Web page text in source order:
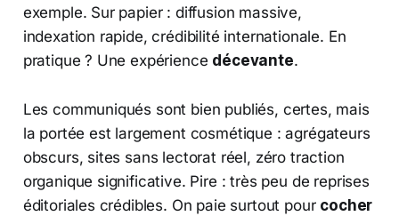
exemple. Sur papier : diffusion massive,
indexation rapide, crédibilité internationale. En
pratique ? Une expérience décevante.
Les communiqués sont bien publiés, certes, mais
la portée est largement cosmétique : agrégateurs
obscurs, sites sans lectorat réel, zéro traction
organique significative. Pire : très peu de reprises
éditoriales crédibles. On paie surtout pour cocher